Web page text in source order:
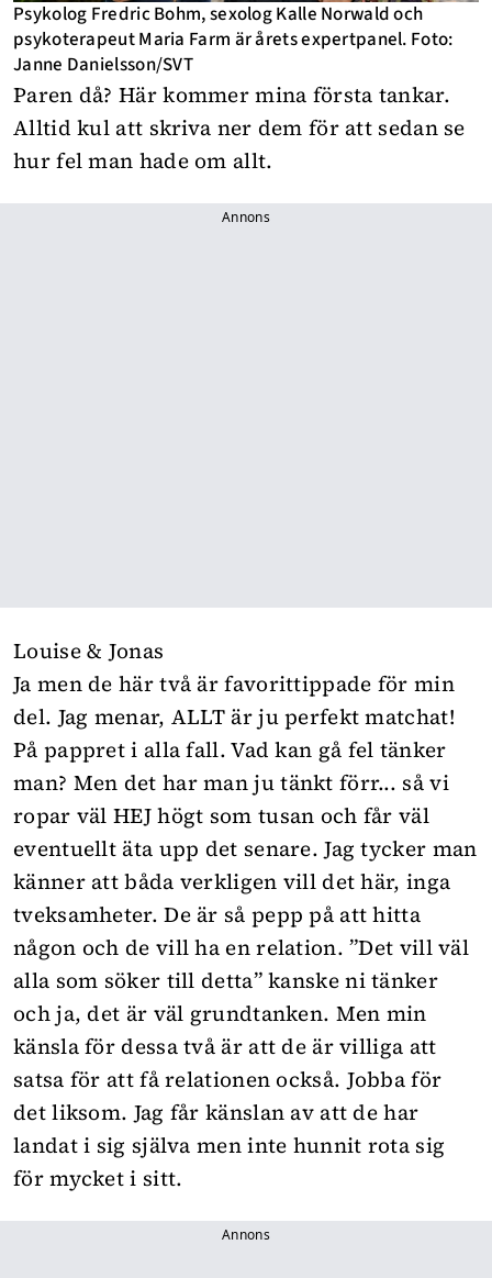
Psykolog Fredric Bohm, sexolog Kalle Norwald och
psykoterapeut Maria Farm är årets expertpanel. Foto:
Janne Danielsson/SVT
Paren då? Här kommer mina första tankar.
Alltid kul att skriva ner dem för att sedan se
hur fel man hade om allt.
Annons
Louise & Jonas
Ja men de här två är favorittippade för min
del. Jag menar, ALLT är ju perfekt matchat!
På pappret i alla fall. Vad kan gå fel tänker
man? Men det har man ju tänkt förr... så vi
ropar väl HEJ högt som tusan och får väl
eventuellt äta upp det senare. Jag tycker man
känner att båda verkligen vill det här, inga
tveksamheter. De är så pepp på att hitta
någon och de vill ha en relation. ”Det vill väl
alla som söker till detta” kanske ni tänker
och ja, det är väl grundtanken. Men min
känsla för dessa två är att de är villiga att
satsa för att få relationen också. Jobba för
det liksom. Jag får känslan av att de har
landat i sig själva men inte hunnit rota sig
för mycket i sitt.
Annons